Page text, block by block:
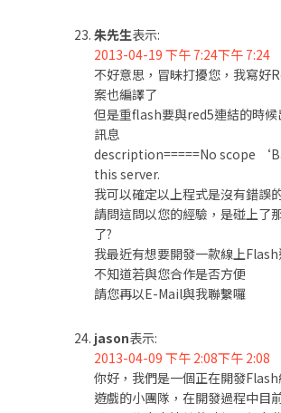
朱先生表示:
2013-04-19 下午 7:24下午 7:24
不好意思，冒昧打擾您，我寫好
案也編譯了
但是重flash要與red5連結的時候
訊息
description=====No scope
this server.
我可以確定以上程式是沒有錯誤
請問這問以您的經驗，是碰上了
了?
我最近有想要開發一款線上Flash
不知道若與您合作是否方便
請您再以E-Mail與我聯繫囉
jason表示:
2013-04-09 下午 2:08下午 2:08
你好，我們是一個正在開發
遊戲的小團隊，在開發過程中目